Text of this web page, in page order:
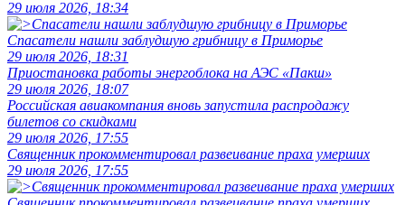
29 июля 2026, 18:34
Спасатели нашли заблудшую грибницу в Приморье
29 июля 2026, 18:31
Приостановка работы энергоблока на АЭС «Пакш»
29 июля 2026, 18:07
Российская авиакомпания вновь запустила распродажу
билетов со скидками
29 июля 2026, 17:55
Священник прокомментировал развеивание праха умерших
29 июля 2026, 17:55